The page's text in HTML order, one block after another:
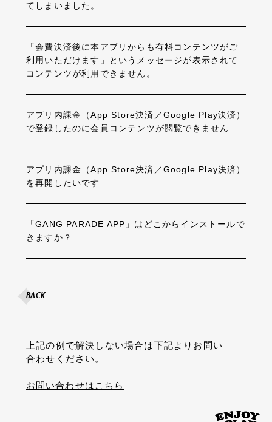
てしまいました。
「会費決済後に本アプリからも有料コンテンツがご
利用いただけます」というメッセージが表示されて
コンテンツが利用できません。
アプリ内課金（App Store決済／Google Play決済）
で登録したのに会員コンテンツが閲覧できません
アプリ内課金（App Store決済／Google Play決済）
を再開したいです
「GANG PARADE APP」はどこからインストールで
きますか？
BACK
上記の例で解決しない場合は下記よりお問い
合わせください。
お問い合わせはこちら